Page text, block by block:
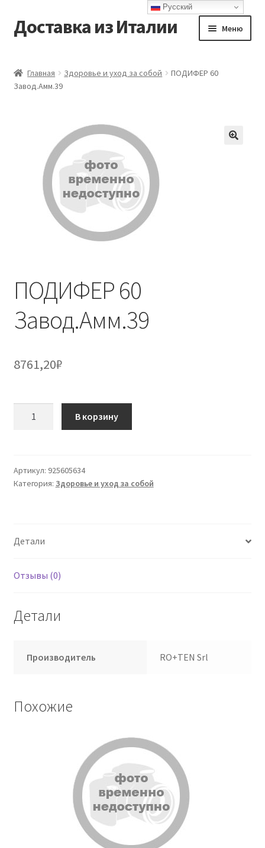
Перейти
к
Перейти
к
Доставка из Италии Меню
Доставка
Оформление заказа
Главная Здоровье и уход за собой
ПОДИФЕР 60
Завод.Амм.39
ПОДИФЕР 60
Завод.Амм.39
8761,20₽
Завод.Амм.39
В корзину
Артикул: 925605634
Категория: Здоровье и уход за собой
Детали
Отзывы (0)
Детали
Производитель RO+TEN Srl
Похожие
Русский